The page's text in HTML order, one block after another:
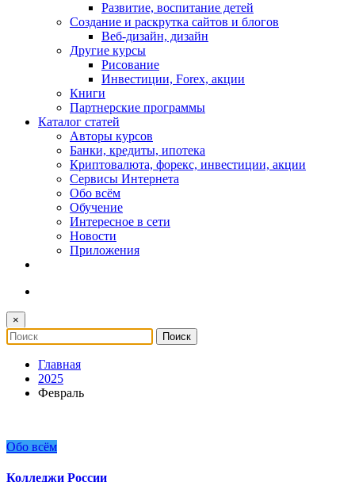
Развитие, воспитание детей
Создание и раскрутка сайтов и блогов
Веб-дизайн, дизайн
Другие курсы
Рисование
Инвестиции, Forex, акции
Книги
Партнерские программы
Каталог статей
Авторы курсов
Банки, кредиты, ипотека
Криптовалюта, форекс, инвестиции, акции
Сервисы Интернета
Обо всём
Обучение
Интересное в сети
Новости
Приложения
×
Главная
2025
Февраль
Обо всём
Колледжи России